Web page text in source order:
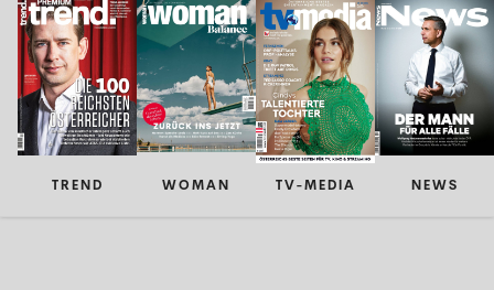
TREND WOMAN TV-MEDIA NEWS